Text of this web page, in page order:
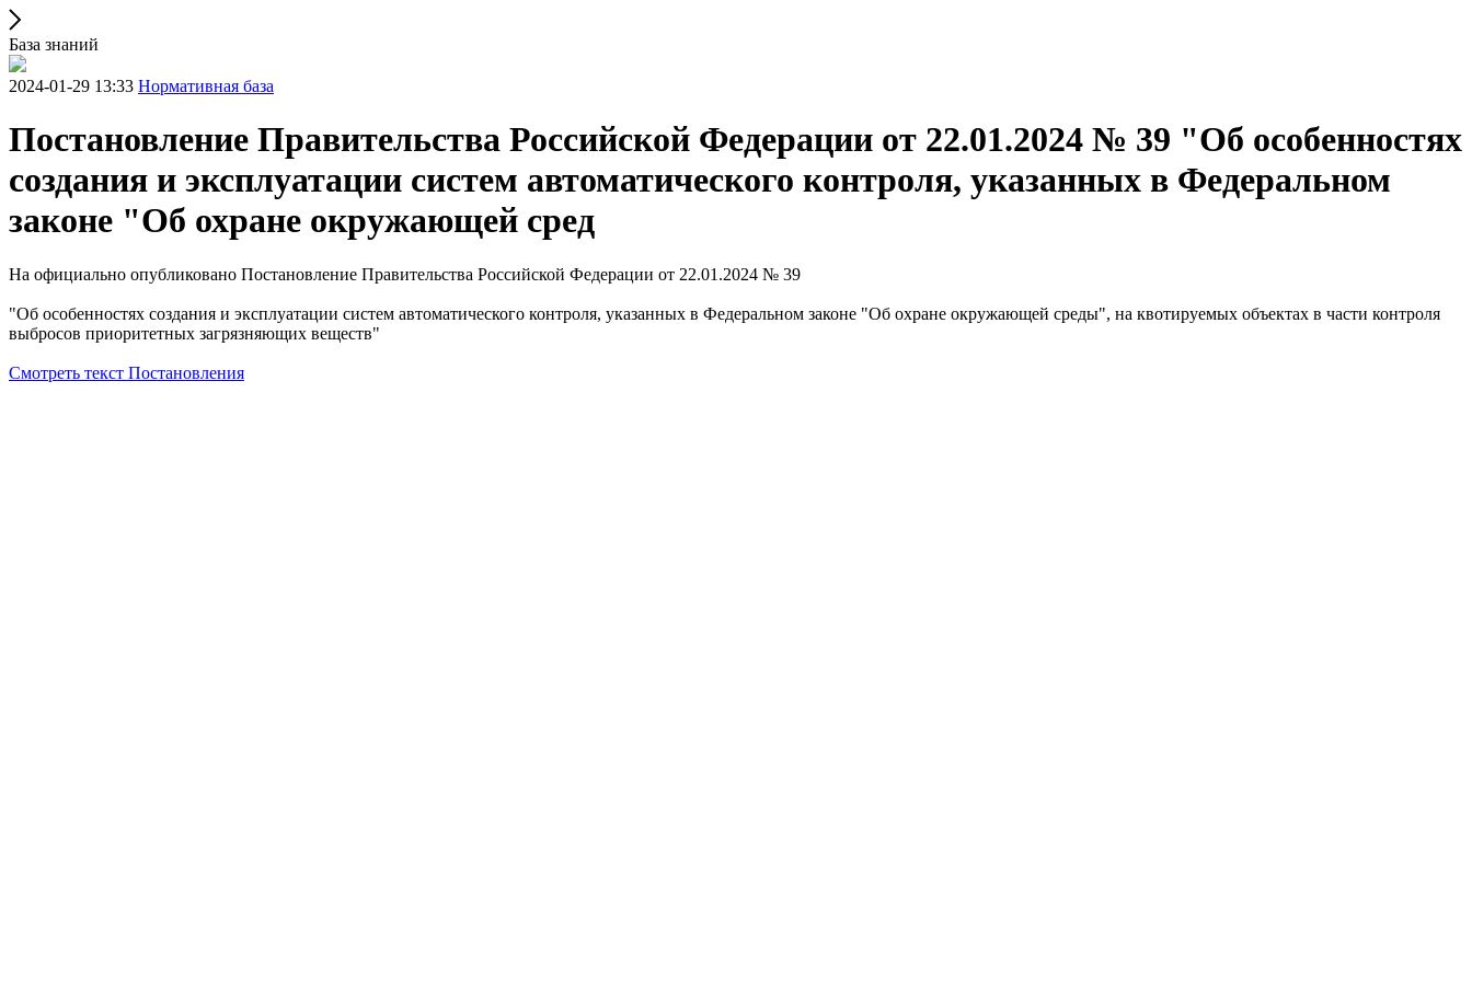
База знаний
2024-01-29 13:33 Нормативная база
Постановление Правительства Российской Федерации от 22.01.2024 № 39 "Об особенностях
создания и эксплуатации систем автоматического контроля, указанных в Федеральном
законе "Об охране окружающей сред
На официально опубликовано Постановление Правительства Российской Федерации от 22.01.2024 № 39
"Об особенностях создания и эксплуатации систем автоматического контроля, указанных в Федеральном законе "Об охране окружающей среды", на квотируемых объектах в части контроля
выбросов приоритетных загрязняющих веществ"
Смотреть текст Постановления